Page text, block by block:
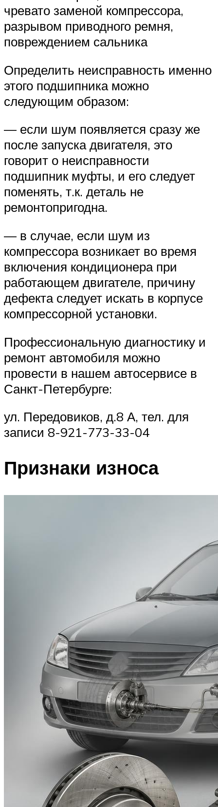
чревато заменой компрессора,
разрывом приводного ремня,
повреждением сальника
Определить неисправность именно
этого подшипника можно
следующим образом:
— если шум появляется сразу же
после запуска двигателя, это
говорит о неисправности
подшипник муфты, и его следует
поменять, т.к. деталь не
ремонтопригодна.
— в случае, если шум из
компрессора возникает во время
включения кондиционера при
работающем двигателе, причину
дефекта следует искать в корпусе
компрессорной установки.
Профессиональную диагностику и
ремонт автомобиля можно
провести в нашем автосервисе в
Санкт-Петербурге:
ул. Передовиков, д.8 А, тел. для
записи 8-921-773-33-04
Признаки износа